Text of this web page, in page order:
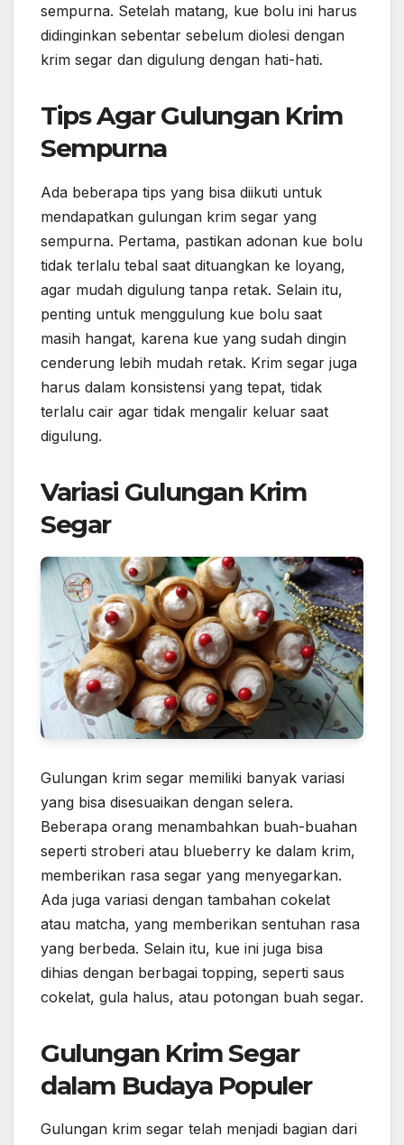
sempurna. Setelah matang, kue bolu ini harus
didinginkan sebentar sebelum diolesi dengan
krim segar dan digulung dengan hati-hati.
Tips Agar Gulungan Krim
Sempurna
Ada beberapa tips yang bisa diikuti untuk
mendapatkan gulungan krim segar yang
sempurna. Pertama, pastikan adonan kue bolu
tidak terlalu tebal saat dituangkan ke loyang,
agar mudah digulung tanpa retak. Selain itu,
penting untuk menggulung kue bolu saat
masih hangat, karena kue yang sudah dingin
cenderung lebih mudah retak. Krim segar juga
harus dalam konsistensi yang tepat, tidak
terlalu cair agar tidak mengalir keluar saat
digulung.
Variasi Gulungan Krim
Segar
Gulungan krim segar memiliki banyak variasi
yang bisa disesuaikan dengan selera.
Beberapa orang menambahkan buah-buahan
seperti stroberi atau blueberry ke dalam krim,
memberikan rasa segar yang menyegarkan.
Ada juga variasi dengan tambahan cokelat
atau matcha, yang memberikan sentuhan rasa
yang berbeda. Selain itu, kue ini juga bisa
dihias dengan berbagai topping, seperti saus
cokelat, gula halus, atau potongan buah segar.
Gulungan Krim Segar
dalam Budaya Populer
Gulungan krim segar telah menjadi bagian dari